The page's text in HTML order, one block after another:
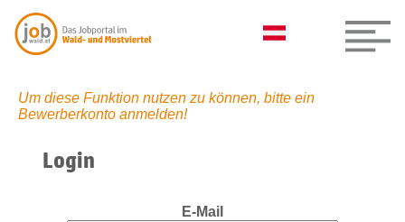
Um diese Funktion nutzen zu können, bitte ein
Bewerberkonto anmelden!
Login
E-Mail